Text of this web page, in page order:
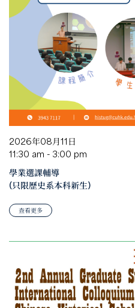
2026年08月11日
11:30 am - 3:00 pm
學業選課輔導
(只限歷史系本科新生)
查看更多